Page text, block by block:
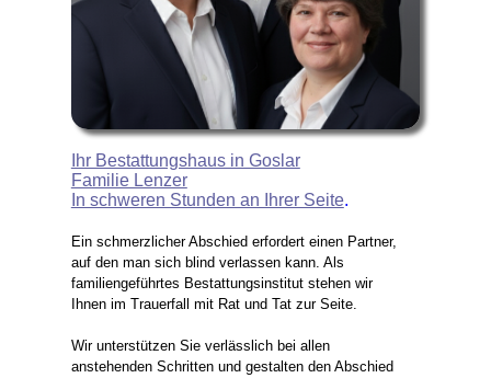
Ihr Bestattungshaus in Goslar
Familie Lenzer
In schweren Stunden an Ihrer Seite.
Ein schmerzlicher Abschied erfordert einen Partner,
auf den man sich blind verlassen kann. Als
familiengeführtes Bestattungsinstitut stehen wir
Ihnen im Trauerfall mit Rat und Tat zur Seite.
Wir unterstützen Sie verlässlich bei allen
anstehenden Schritten und gestalten den Abschied